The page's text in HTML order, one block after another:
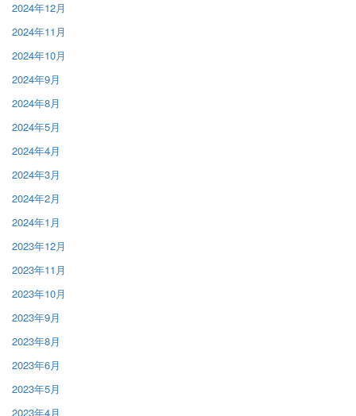
2024年12月
2024年11月
2024年10月
2024年9月
2024年8月
2024年5月
2024年4月
2024年3月
2024年2月
2024年1月
2023年12月
2023年11月
2023年10月
2023年9月
2023年8月
2023年6月
2023年5月
2023年4月